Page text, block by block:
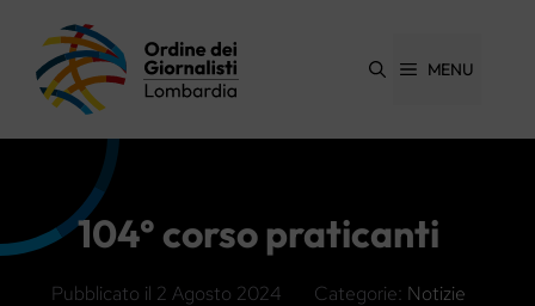
contenuto
MENU
104° corso praticanti
Pubblicato il 2 Agosto 2024 Categorie: Notizie